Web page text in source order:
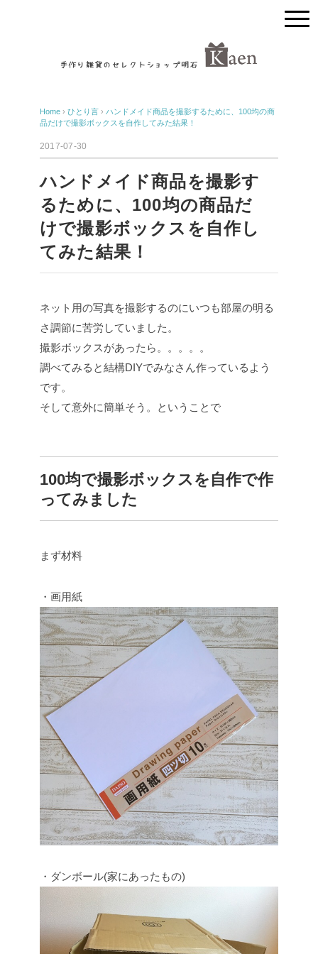
Home › ひとり言 › ハンドメイド商品を撮影するために、100均の商
品だけで撮影ボックスを自作してみた結果！
2017-07-30
ハンドメイド商品を撮影す
るために、100均の商品だ
けで撮影ボックスを自作し
てみた結果！
ネット用の写真を撮影するのにいつも部屋の明る
さ調節に苦労していました。
撮影ボックスがあったら。。。。。
調べてみると結構DIYでみなさん作っているよう
です。
そして意外に簡単そう。ということで
100均で撮影ボックスを自作で作
ってみました
まず材料
・画用紙
・ダンボール(家にあったもの)